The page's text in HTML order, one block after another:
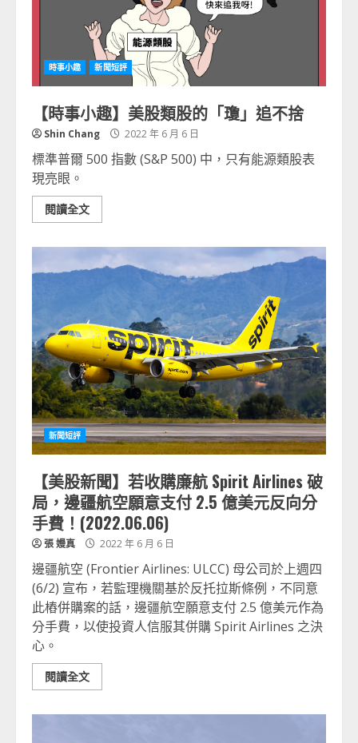
時事小趣 新聞短評
【時事小趣】美股類股的「瓊」追不捨
Shin Chang 2022 年 6 月 6 日
標準普爾 500 指數 (S&P 500) 中，只有能源類股表
現亮眼。
閱讀全文
新聞短評
【美股新聞】若收購廉航 Spirit Airlines 破
局，邊疆航空願意支付 2.5 億美元反向分
手費！(2022.06.06)
張 嫚真 2022 年 6 月 6 日
邊疆航空 (Frontier Airlines: ULCC) 母公司於上週四
(6/2) 宣布，若監理機關基於反托拉斯條例，不同意
此樁併購案的話，邊疆航空願意支付 2.5 億美元作為
分手費，以使投資人信服其併購 Spirit Airlines 之決
心。
閱讀全文